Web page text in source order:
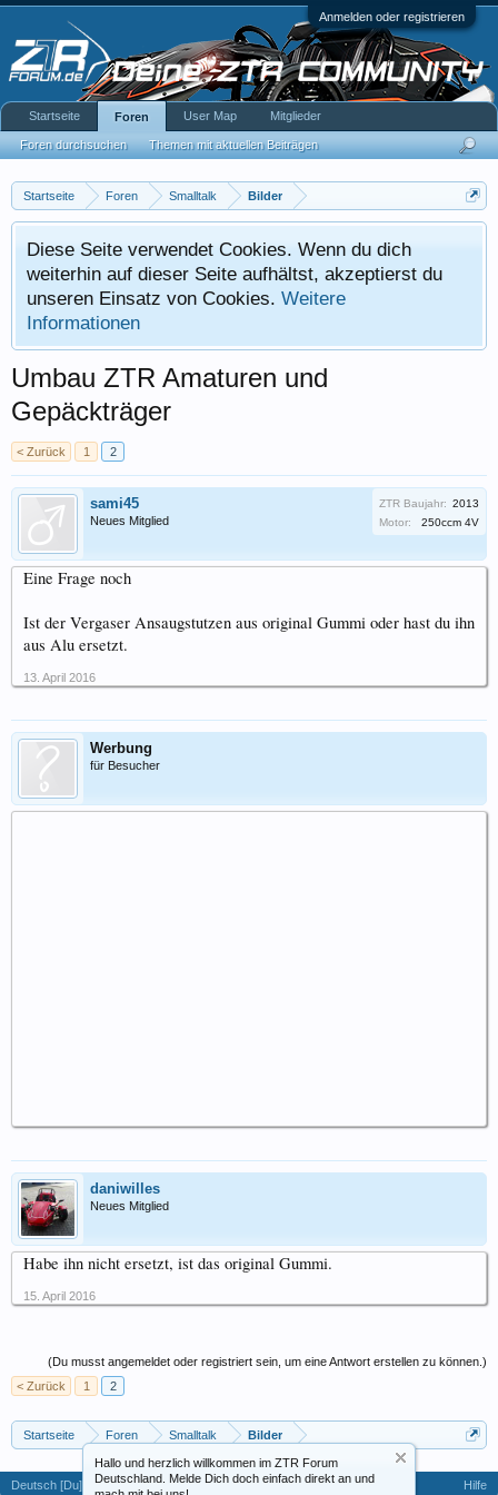
Anmelden oder registrieren
Startseite Foren Smalltalk Bilder
Diese Seite verwendet Cookies. Wenn du dich
weiterhin auf dieser Seite aufhältst, akzeptierst du
unseren Einsatz von Cookies. Weitere
Informationen
Hallo und herzlich willkommen im ZTR Forum
Deutschland. Melde Dich doch einfach direkt an und
Umbau ZTR Amaturen und
Gepäckträger
< Zurück 1 2
sami45
Neues Mitglied
ZTR Baujahr: 2013
Motor:
250ccm 4V
Eine Frage noch
Ist der Vergaser Ansaugstutzen aus original Gummi oder hast du ihn
aus Alu ersetzt.
13. April 2016
Werbung
für Besucher
daniwilles
Neues Mitglied
Habe ihn nicht ersetzt, ist das original Gummi.
15. April 2016
(Du musst angemeldet oder registriert sein, um eine Antwort erstellen zu können.)
< Zurück
1 2
Startseite Foren Smalltalk Bilder
Startseite Foren
Foren durchsuchen Themen mit aktuellen Beiträgen
User Map Mitglieder
Deutsch [Du] Hilfe